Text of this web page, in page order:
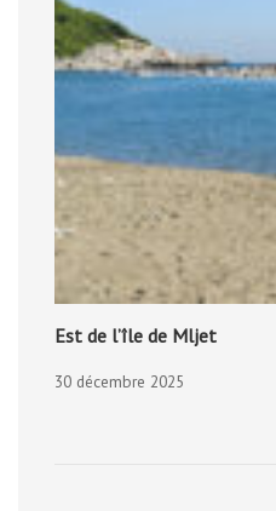
Est de l’île de Mljet
30 décembre 2025